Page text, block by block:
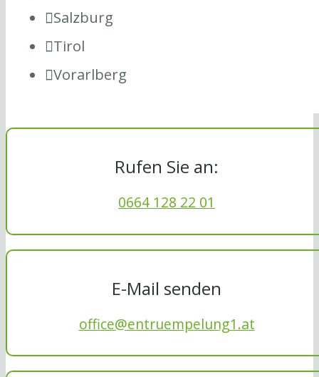
Salzburg
Tirol
Vorarlberg
Rufen Sie an:
0664 128 22 01
E-Mail senden
office@entruempelung1.at